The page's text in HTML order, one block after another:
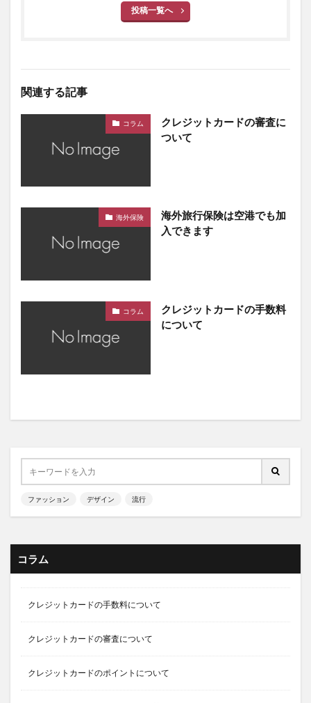
投稿一覧へ
関連する記事
コラム
クレジットカードの審査に
ついて
海外保険
海外旅行保険は空港でも加
入できます
コラム
クレジットカードの手数料
について
ファッション デザイン 流行
コラム
クレジットカードの手数料について
クレジットカードの審査について
クレジットカードのポイントについて